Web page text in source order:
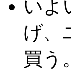
いよ
げ、
買う。